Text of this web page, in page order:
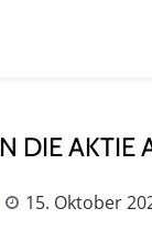
DIE AKTIE
15. Oktober